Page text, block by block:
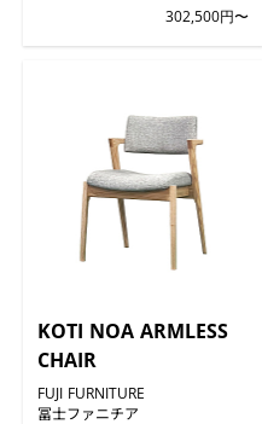
302,500円〜
KOTI NOA ARMLESS
CHAIR
FUJI FURNITURE
冨士ファニチア